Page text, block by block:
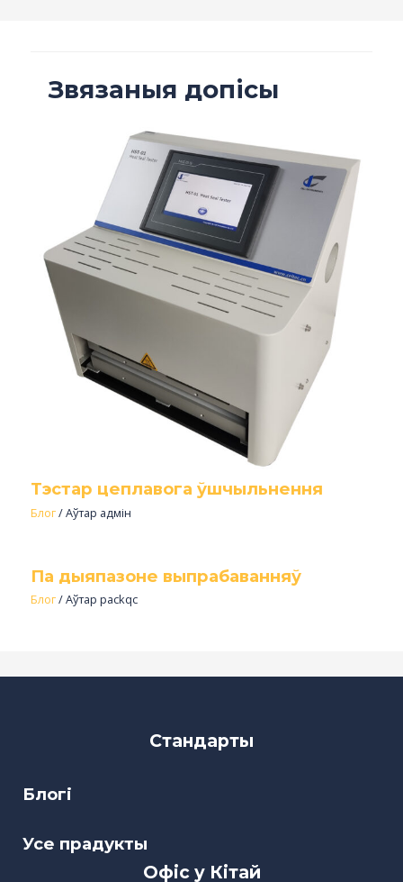
Звязаныя допісы
Тэстар цеплавога ўшчыльнення
Блог/ Аўтар адмін
Па дыяпазоне выпрабаванняў
Блог/ Аўтарpackqc
Стандарты
Блогі
Усе прадукты
Офіс у Кітай